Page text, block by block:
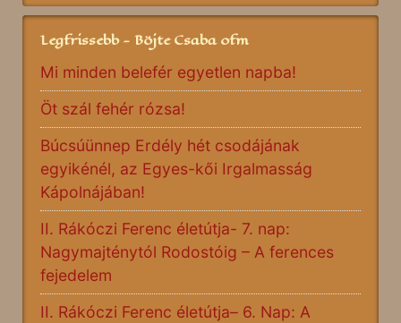
Legfrissebb - Böjte Csaba ofm
Mi minden belefér egyetlen napba!
Öt szál fehér rózsa!
Búcsúünnep Erdély hét csodájának
egyikénél, az Egyes-kői Irgalmasság
Kápolnájában!
II. Rákóczi Ferenc életútja- 7. nap:
Nagymajténytól Rodostóig – A ferences
fejedelem
II. Rákóczi Ferenc életútja– 6. Nap: A